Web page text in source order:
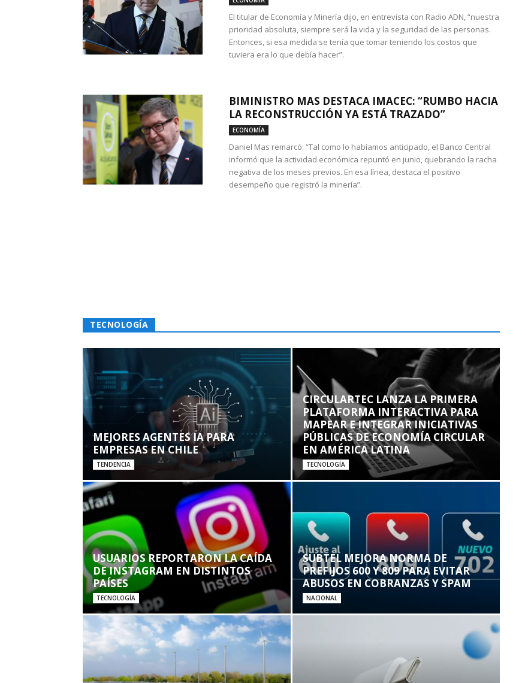
El titular de Economía y Minería dijo, en entrevista con Radio ADN, “nuestra
prioridad absoluta, siempre será la vida y la seguridad de las personas.
Entonces, si esa medida se tenía que tomar teniendo los costos que
tuviera era lo que debía hacer”.
BIMINISTRO MAS DESTACA IMACEC: “RUMBO HACIA
LA RECONSTRUCCIÓN YA ESTÁ TRAZADO”
ECONOMÍA
Daniel Mas remarcó: “Tal como lo habíamos anticipado, el Banco Central
informó que la actividad económica repuntó en junio, quebrando la racha
negativa de los meses previos. En esa línea, destaca el positivo
desempeño que registró la minería”.
TECNOLOGÍA
MEJORES AGENTES IA PARA
EMPRESAS EN CHILE
TENDENCIA
CIRCULARTEC LANZA LA PRIMERA
PLATAFORMA INTERACTIVA PARA
MAPEAR E INTEGRAR INICIATIVAS
PÚBLICAS DE ECONOMÍA CIRCULAR
EN AMÉRICA LATINA
TECNOLOGÍA
USUARIOS REPORTARON LA CAÍDA
DE INSTAGRAM EN DISTINTOS
PAÍSES
TECNOLOGÍA
SUBTEL MEJORA NORMA DE
PREFIJOS 600 Y 809 PARA EVITAR
ABUSOS EN COBRANZAS Y SPAM
NACIONAL